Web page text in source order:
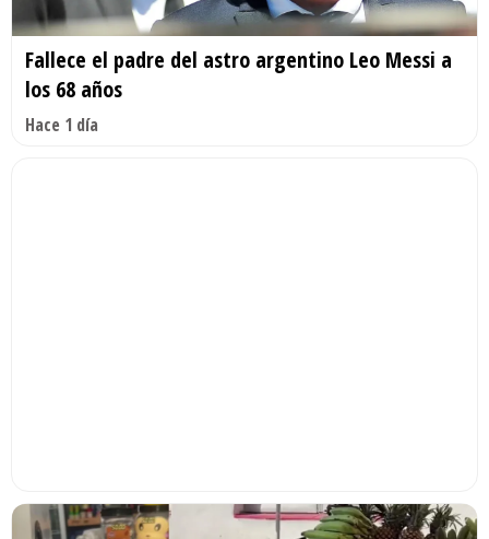
Fallece el padre del astro argentino Leo Messi a
los 68 años
Hace 1 día